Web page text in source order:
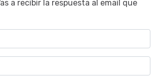
a recibir la respuesta al email que